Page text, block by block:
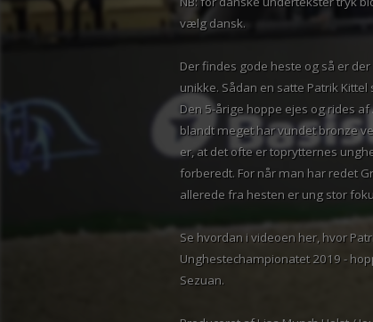
NB: for danske undertekster
vælg dansk.
Der findes gode heste og så er
unikke. Sådan en satte Patrik
Den 5-årige hoppe ejes og rides
blandt meget har vundet bronze
er, at det ofte er toprytternes
forberedt. For når man har redet
allerede fra hesten er ung stor
Se hvordan i videoen her, hvor
Unghestechampionatet 2019 -